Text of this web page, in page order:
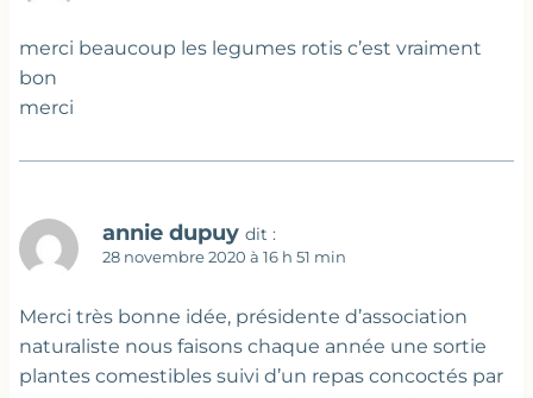
merci beaucoup les legumes rotis c’est vraiment
bon
merci
annie dupuy dit :
28 novembre 2020 à 16 h 51 min
Merci très bonne idée, présidente d’association
naturaliste nous faisons chaque année une sortie
plantes comestibles suivi d’un repas concoctés par